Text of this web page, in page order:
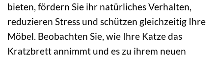
bieten, fördern Sie ihr natürliches Verhalten,
reduzieren Stress und schützen gleichzeitig Ihre
Möbel. Beobachten Sie, wie Ihre Katze das
Kratzbrett annimmt und es zu ihrem neuen